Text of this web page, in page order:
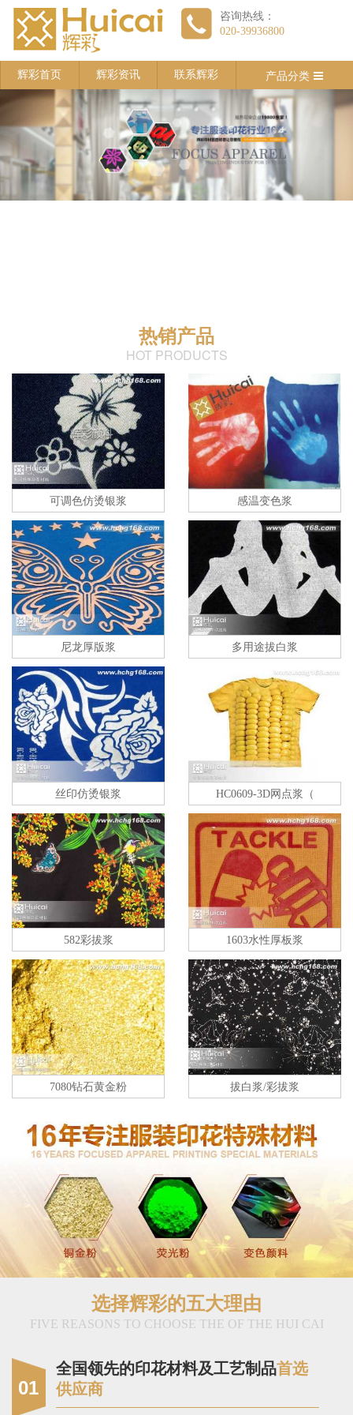
咨询热线：
020-39936800
辉彩首页 辉彩资讯 联系辉彩 产品分类
热销产品
HOT PRODUCTS
可调色仿烫银浆 感温变色浆
尼龙厚版浆 多用途拔白浆
丝印仿烫银浆 HC0609-3D网点浆（
582彩拔浆 1603水性厚板浆
7080钻石黄金粉 拔白浆/彩拔浆
选择辉彩的五大理由
FIVE REASONS TO CHOOSE THE OF THE HUI CAI
01
全国领先的印花材料及工艺制品首选
供应商